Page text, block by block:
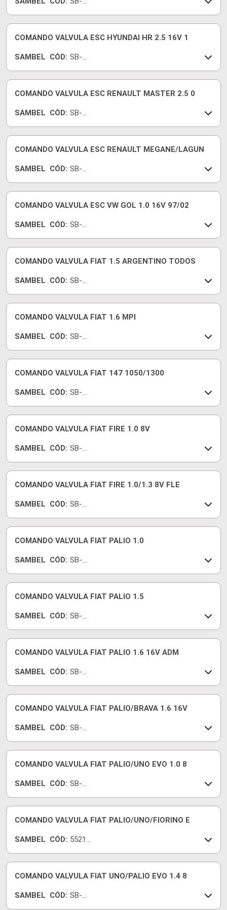
COMANDO VALVULA ESC HYUNDAI HR 2.5 16V 1
SAMBEL CÓD: SB-
COMANDO VALVULA ESC RENAULT MASTER 2.5 0
SAMBEL CÓD: SB-
COMANDO VALVULA ESC RENAULT MEGANE/LAGUN
SAMBEL CÓD: SB-
COMANDO VALVULA ESC VW GOL 1.0 16V 97/02
SAMBEL CÓD: SB-
COMANDO VALVULA FIAT 1.5 ARGENTINO TODOS
SAMBEL CÓD: SB-
COMANDO VALVULA FIAT 1.6 MPI
SAMBEL CÓD: SB-
COMANDO VALVULA FIAT 147 1050/1300
SAMBEL CÓD: SB-
COMANDO VALVULA FIAT FIRE 1.0 8V
SAMBEL CÓD: SB-
COMANDO VALVULA FIAT FIRE 1.0/1.3 8V FLE
SAMBEL CÓD: SB-
COMANDO VALVULA FIAT PALIO 1.0
SAMBEL CÓD: SB-
COMANDO VALVULA FIAT PALIO 1.5
SAMBEL CÓD: SB-
COMANDO VALVULA FIAT PALIO 1.6 16V ADM
SAMBEL CÓD: SB-
COMANDO VALVULA FIAT PALIO/BRAVA 1.6 16V
SAMBEL CÓD: SB-
COMANDO VALVULA FIAT PALIO/UNO EVO 1.0 8
SAMBEL CÓD: SB-
COMANDO VALVULA FIAT PALIO/UNO/FIORINO E
SAMBEL CÓD: 55218
COMANDO VALVULA FIAT UNO/PALIO EVO 1.4 8
SAMBEL CÓD: SB-